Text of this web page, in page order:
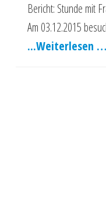
Bericht: Stunde mit
Am 03.12.2015
Weiterlesen …